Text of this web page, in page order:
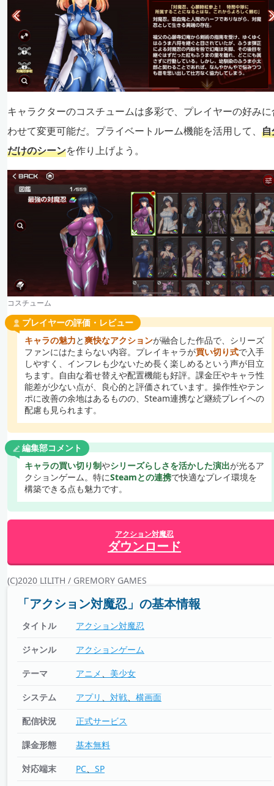
キャラクターのコスチュームは多彩で、プレイヤーの好みに
わせて変更可能だ。プライベートルーム機能を活用して、 自
だけのシーンを作り上げよう。
コスチューム
プレイヤーの評価・レビュー
キャラの魅力と爽快なアクションが融合した作品で、シリーズ
ファンにはたまらない内容。プレイキャラが買い切り式で入手
しやすく、インフレも少ないため長く楽しめるという声が目立
ちます。自由な着せ替えや配置機能も好評。課金圧やキャラ性
能差が少ない点が、良心的と評価されています。操作性やテン
ポに改善の余地はあるものの、Steam連携など継続プレイへの
配慮も見られます。
編集部コメント
キャラの買い切り制やシリーズらしさを活かした演出が光るア
クションゲーム。特にSteamとの連携で快適なプレイ環境を
構築できる点も魅力です。
アクション対魔忍
ダウンロード
(C)2020 LILITH / GREMORY GAMES
「アクション対魔忍」の基本情報
タイトル アクション対魔忍
ジャンル アクションゲーム
テーマ アニメ 美少女
システム アプリ 対戦 横画面
配信状況 正式サービス
課金形態 基本無料
対応端末 PC SP